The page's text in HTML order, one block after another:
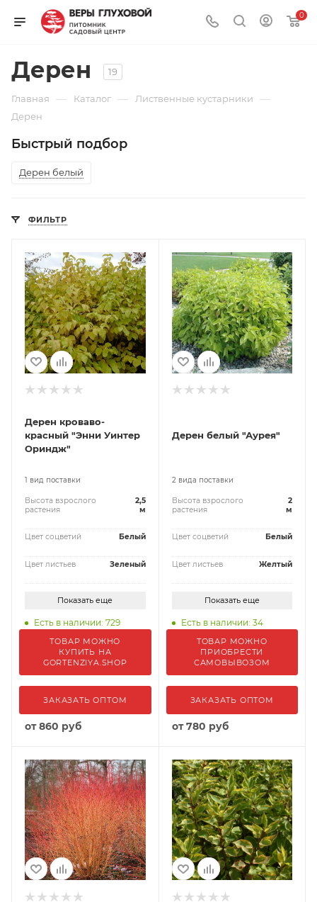
0
Дерен 19
Главная — Каталог — Лиственные кустарники —
Дерен
Быстрый подбор
Дерен белый
ФИЛЬТР
Дерен кроваво-
красный "Энни Уинтер
Ориндж"
1 вид поставки
Высота взрослого
растения
2,5
м
Цвет соцветий Белый
Цвет листьев Зеленый
Показать еще
Есть в наличии: 729
ТОВАР МОЖНО
КУПИТЬ НА
GORTENZIYA.SHOP
ЗАКАЗАТЬ ОПТОМ
от860 руб
Дерен белый "Аурея"
2 вида поставки
Высота взрослого
растения
2
м
Цвет соцветий Белый
Цвет листьев Желтый
Показать еще
Есть в наличии: 34
ТОВАР МОЖНО
ПРИОБРЕСТИ
САМОВЫВОЗОМ
ЗАКАЗАТЬ ОПТОМ
от780 руб